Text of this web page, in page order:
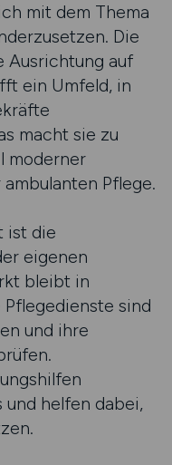
mit dem Thema
Die
Ausrichtung auf
ein Umfeld, in
macht sie zu
moderner
Pflege.
ist die
eigenen
bleibt in
sind
und ihre
und helfen dabei,